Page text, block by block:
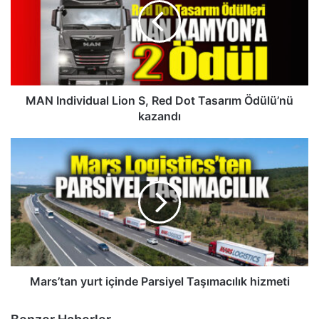
kazandı
MAN Individual Lion S, Red Dot Tasarım Ödülü’nü
kazandı
içinde
Parsiyel
Taşımacılık
hizmeti
Mars’tan yurt içinde Parsiyel Taşımacılık hizmeti